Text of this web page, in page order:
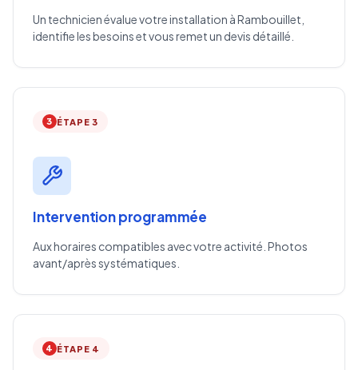
Un technicien évalue votre installation à Rambouillet,
identifie les besoins et vous remet un devis détaillé.
3 ÉTAPE 3
Intervention programmée
Aux horaires compatibles avec votre activité. Photos
avant/après systématiques.
4 ÉTAPE 4